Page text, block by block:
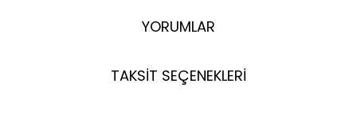
YORUMLAR
TAKSİT SEÇENEKLERİ